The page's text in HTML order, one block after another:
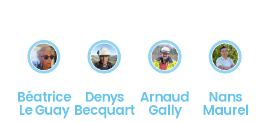
Béatrice
Le Guay
Denys
Becquart
Arnaud
Gally
Nans
Maurel